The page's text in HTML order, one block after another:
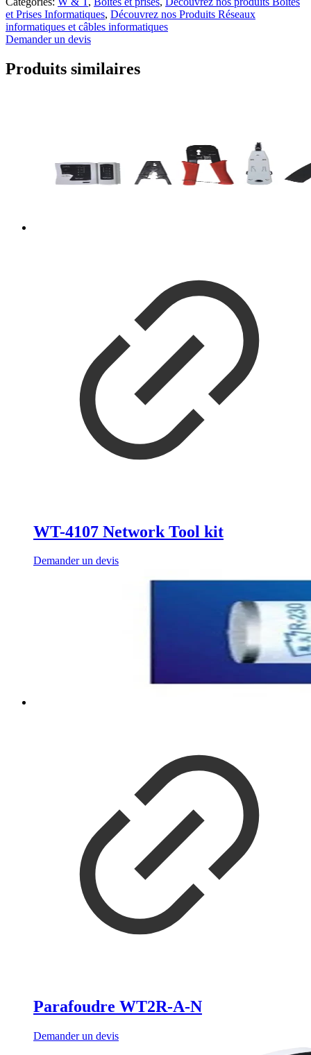
et Prises Informatiques, Découvrez nos Produits Réseaux
informatiques et câbles informatiques
Demander un devis
Produits similaires
WT-4107 Network Tool kit
Demander un devis
Parafoudre WT2R-A-N
Demander un devis